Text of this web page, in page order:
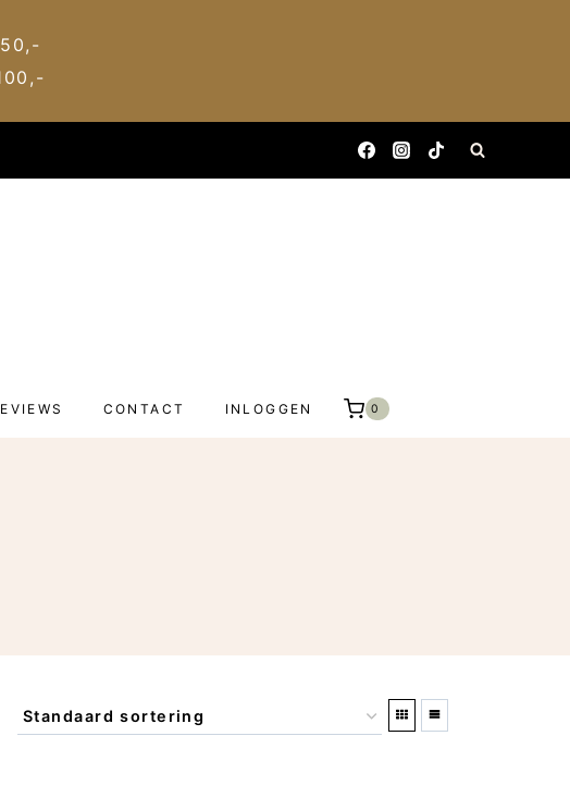
CONTACT INLOGGEN 0